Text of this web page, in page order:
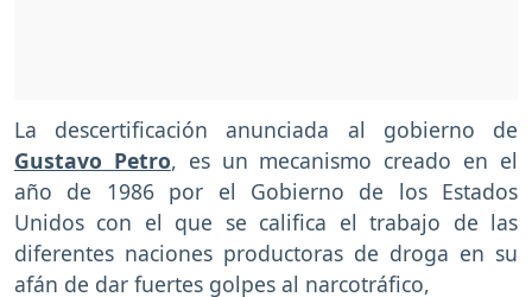
La descertificación anunciada al gobierno de
Gustavo Petro, es un mecanismo creado en el
año de 1986 por el Gobierno de los Estados
Unidos con el que se califica el trabajo de las
diferentes naciones productoras de droga en su
afán de dar fuertes golpes al narcotráfico,